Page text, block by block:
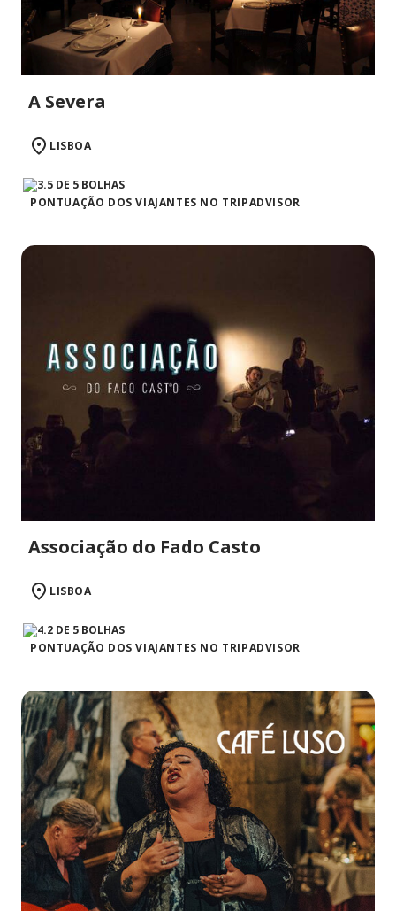
A Severa
LISBOA
PONTUAÇÃO DOS VIAJANTES NO TRIPADVISOR
Associação do Fado Casto
LISBOA
PONTUAÇÃO DOS VIAJANTES NO TRIPADVISOR